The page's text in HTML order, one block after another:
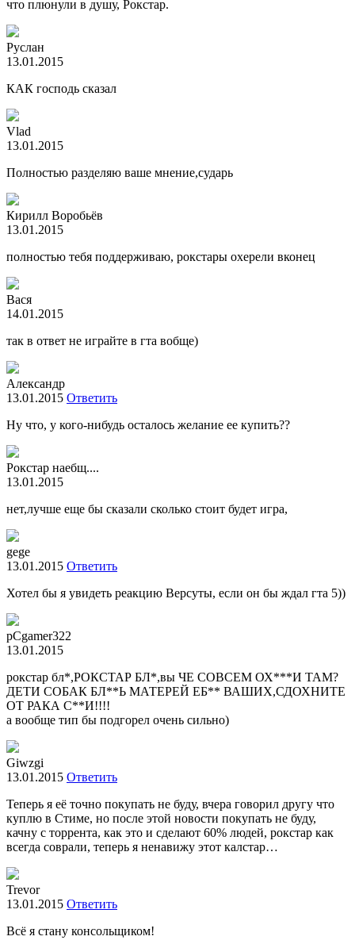
что плюнули в душу, Рокстар.
Руслан
13.01.2015
КАК господь сказал
Vlad
13.01.2015
Полностью разделяю ваше мнение,сударь
Кирилл Воробьёв
13.01.2015
полностью тебя поддерживаю, рокстары охерели вконец
Вася
14.01.2015
так в ответ не играйте в гта вобще)
Александр
13.01.2015 Ответить
Ну что, у кого-нибудь осталось желание ее купить??
Рокстар наебщ....
13.01.2015
нет,лучше еще бы сказали сколько стоит будет игра,
gege
13.01.2015 Ответить
Хотел бы я увидеть реакцию Версуты, если он бы ждал гта 5))
pCgamer322
13.01.2015
рокстар бл*,РОКСТАР БЛ*,вы ЧЕ СОВСЕМ ОХ***И ТАМ?
ДЕТИ СОБАК БЛ**Ь МАТЕРЕЙ ЕБ** ВАШИХ,СДОХНИТЕ
ОТ РАКА С**И!!!!
а вообще тип бы подгорел очень сильно)
Giwzgi
13.01.2015 Ответить
Теперь я её точно покупать не буду, вчера говорил другу что
куплю в Стиме, но после этой новости покупать не буду,
качну с торрента, как это и сделают 60% людей, рокстар как
всегда соврали, теперь я ненавижу этот калстар…
Trevor
13.01.2015 Ответить
Всё я стану консольщиком!